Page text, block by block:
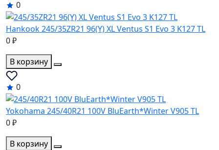
0
Hankook 245/35ZR21 96(Y) XL Ventus S1 Evo 3 K127 TL
0 ₽
В корзину
0
Yokohama 245/40R21 100V BluEarth*Winter V905 TL
0 ₽
В корзину